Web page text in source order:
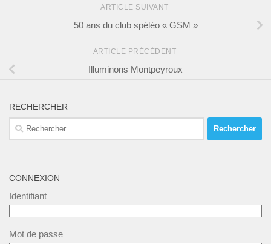
ARTICLE SUIVANT
50 ans du club spéléo « GSM »
ARTICLE PRÉCÉDENT
Illuminons Montpeyroux
RECHERCHER
Rechercher :
CONNEXION
Identifiant
Mot de passe